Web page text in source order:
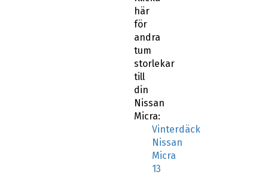
här
för
andra
tum
storlekar
till
din
Nissan
Micra:
Vinterdäck
Nissan
Micra
13